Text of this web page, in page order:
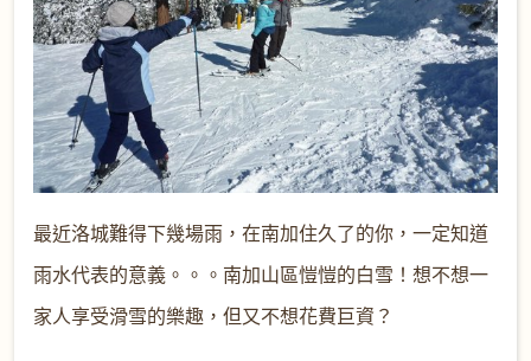
最近洛城難得下幾場雨，在南加住久了的你，一定知道
雨水代表的意義。。。南加山區愷愷的白雪！想不想一
家人享受滑雪的樂趣，但又不想花費巨資？